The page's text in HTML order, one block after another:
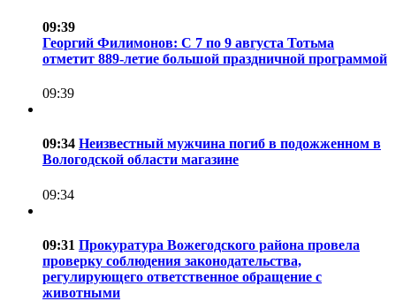
09:39
Георгий Филимонов: С 7 по 9 августа Тотьма
отметит 889-летие большой праздничной программой
09:39
09:34 Неизвестный мужчина погиб в подожженном в
Вологодской области магазине
09:34
09:31 Прокуратура Вожегодского района провела
проверку соблюдения законодательства,
регулирующего ответственное обращение с
животными